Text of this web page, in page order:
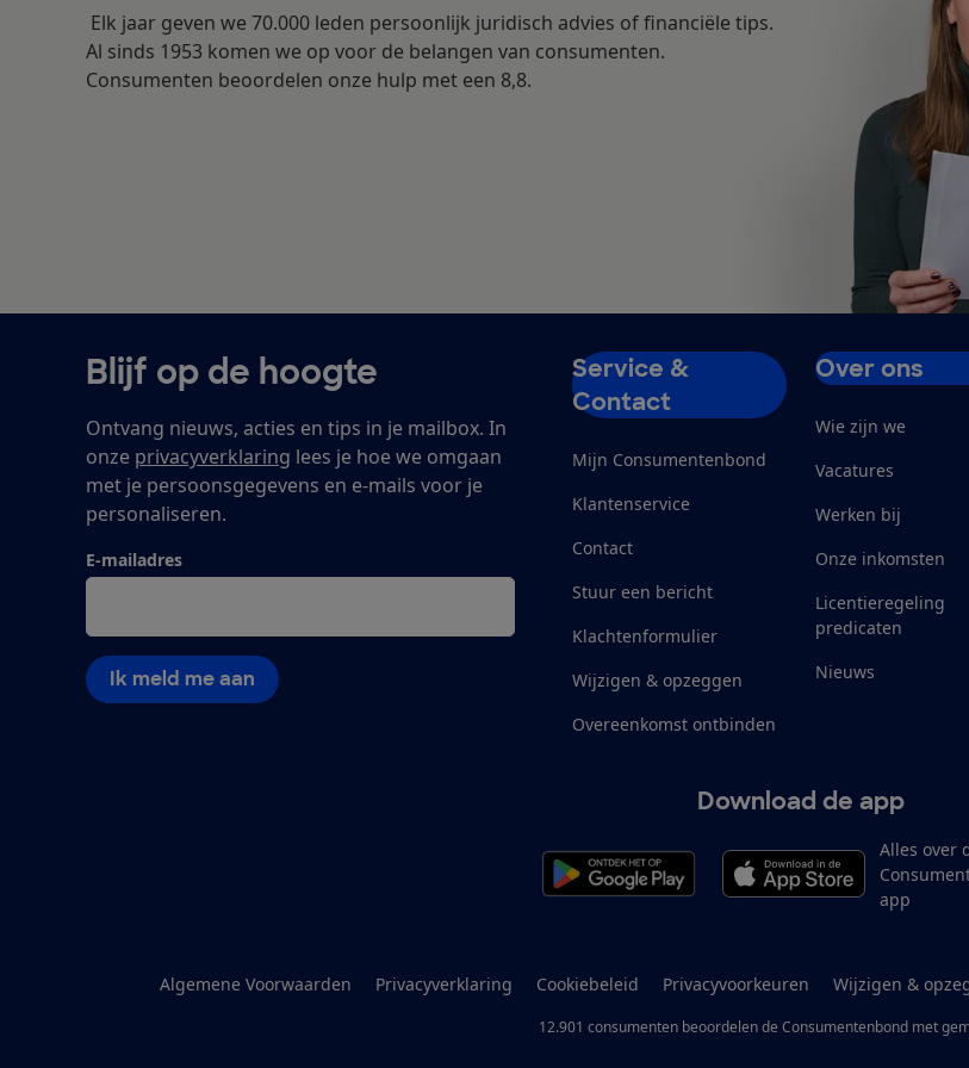
Elk jaar geven we 70.000 leden persoonlijk juridisch advies of financiële tips.
Al sinds 1953 komen we op voor de belangen van consumenten.
Consumenten beoordelen onze hulp met een 8,8.
Blijf op de hoogte
Ontvang nieuws, acties en tips in je mailbox. In
onze privacyverklaring lees je hoe we omgaan
met je persoonsgegevens en e-mails voor je
personaliseren.
E-mailadres
Ik meld me aan
Service &
Contact
Mijn Consumentenbond
Klantenservice
Contact
Stuur een bericht
Klachtenformulier
Wijzigen & opzeggen
Overeenkomst ontbinden
Over ons
Wie zijn we
Vacatures
Werken bij
Onze inkomsten
Licentieregeling
predicaten
Nieuws
Download de app
Alles over
app
Algemene Voorwaarden Privacyverklaring Cookiebeleid Privacyvoorkeuren Wijzigen &
12.901 consumenten beoordelen de Consumentenbondmet